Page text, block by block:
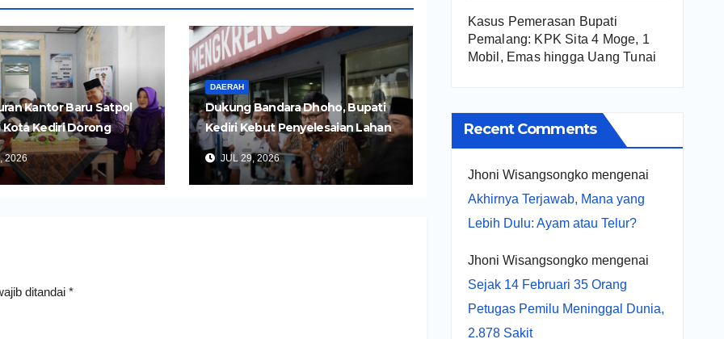
Kantor Baru Satpol
Kota Kediri Dorong
yang Lebih Cepat dan
2026
DAERAH
Dukung Bandara Dhoho, Bupati
Kediri Kebut Penyelesaian Lahan
Dua Ruas Tol Kertosono-Kediri
JUL 29, 2026
ditandai *
Kasus Pemerasan Bupati
Pemalang: KPK Sita 4 Moge, 1
Mobil, Emas hingga Uang Tunai
Recent Comments
Jhoni Wisangsongkomengenai
Akhirnya Terjawab, Mana yang
Lebih Dulu: Ayam atau Telur?
Jhoni Wisangsongkomengenai
Sejak 14 Februari 35 Orang
Petugas Pemilu Meninggal Dunia,
2.878 Sakit